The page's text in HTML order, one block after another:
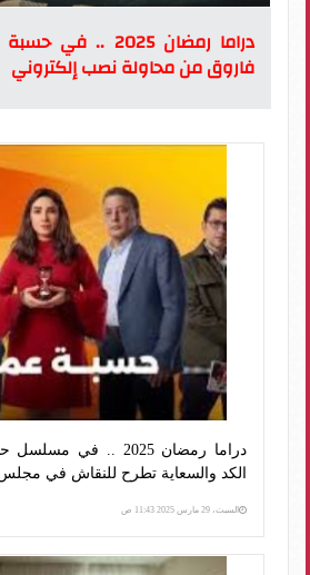
دراما رمضان
فاروق من محاولة نصب إلكتروني
دراما رمضان 2025 ..
الكد والسعاية تطرح للنقاش في
السبت، 29 مارس 2025 11:43 ص